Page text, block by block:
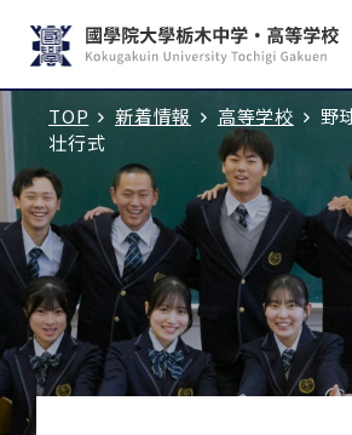
入試説明会・学校見
学校紹介
中学校
高等学校
TOP 新着情報 高等学校
野
壮行式